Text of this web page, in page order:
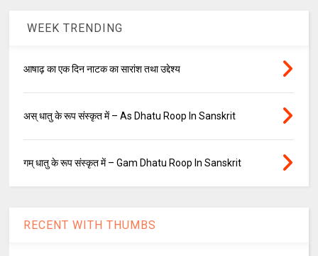
WEEK TRENDING
आषाढ़ का एक दिन नाटक का सारांश तथा उद्देश्य
अस् धातु के रूप संस्कृत में – As Dhatu Roop In Sanskrit
गम् धातु के रूप संस्कृत में – Gam Dhatu Roop In Sanskrit
RECENT WITH THUMBS